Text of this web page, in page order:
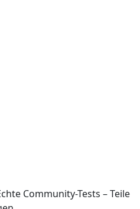
Community-Tests – Teile